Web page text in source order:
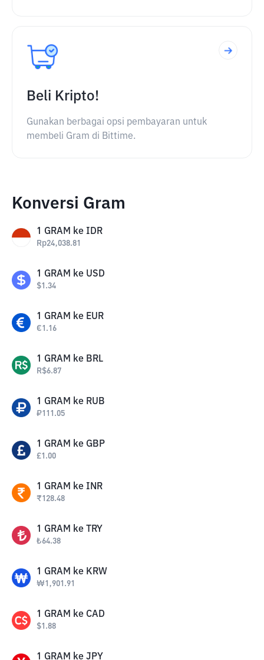
Beli Kripto!
Gunakan berbagai opsi pembayaran untuk
membeli Gram di Bittime.
Konversi Gram
1 GRAM ke IDR
Rp24,038.81
1 GRAM ke USD
$1.34
1 GRAM ke EUR
€1.16
1 GRAM ke BRL
R$6.87
1 GRAM ke RUB
₽111.05
1 GRAM ke GBP
£1.00
1 GRAM ke INR
₹128.48
1 GRAM ke TRY
₺64.38
1 GRAM ke KRW
₩1,901.91
1 GRAM ke CAD
$1.88
1 GRAM ke JPY